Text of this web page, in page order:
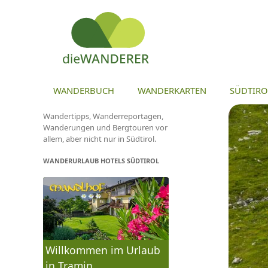
WANDERBUCH WANDERKARTEN
Wandertipps, Wanderreportagen,
Wanderungen und Bergtouren vor
allem, aber nicht nur in Südtirol.
WANDERURLAUB HOTELS SÜDTIROL
Willkommen im Urlaub